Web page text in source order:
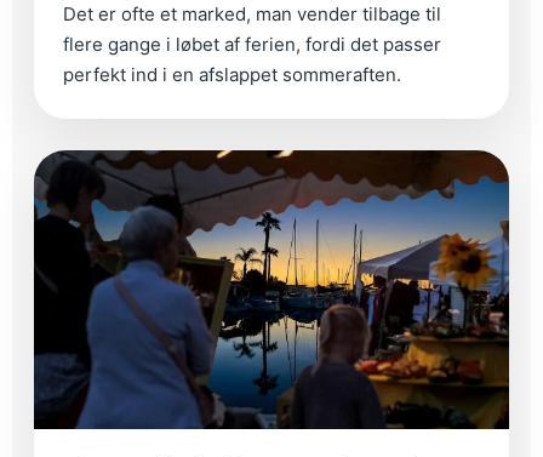
Det er ofte et marked, man vender tilbage til
flere gange i løbet af ferien, fordi det passer
perfekt ind i en afslappet sommeraften.